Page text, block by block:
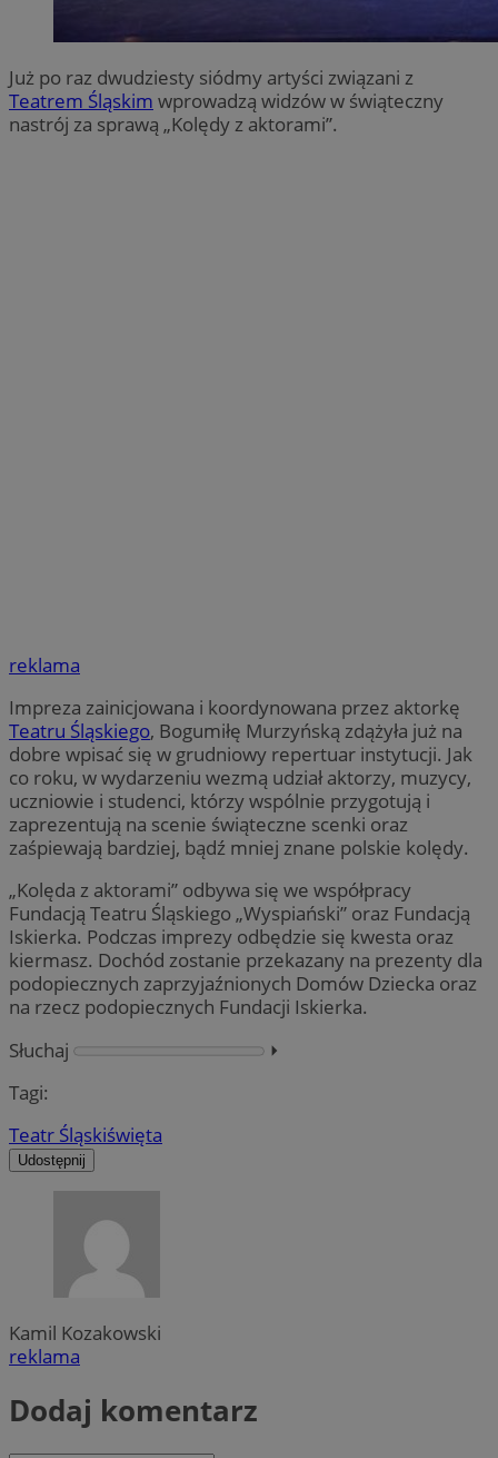
Już po raz dwudziesty siódmy artyści związani z
Teatrem Śląskim wprowadzą widzów w świąteczny
nastrój za sprawą „Kolędy z aktorami”.
reklama
Impreza zainicjowana i koordynowana przez aktorkę
Teatru Śląskiego, Bogumiłę Murzyńską zdążyła już na
dobre wpisać się w grudniowy repertuar instytucji. Jak
co roku, w wydarzeniu wezmą udział aktorzy, muzycy,
uczniowie i studenci, którzy wspólnie przygotują i
zaprezentują na scenie świąteczne scenki oraz
zaśpiewają bardziej, bądź mniej znane polskie kolędy.
„Kolęda z aktorami” odbywa się we współpracy
Fundacją Teatru Śląskiego „Wyspiański” oraz Fundacją
Iskierka. Podczas imprezy odbędzie się kwesta oraz
kiermasz. Dochód zostanie przekazany na prezenty dla
podopiecznych zaprzyjaźnionych Domów Dziecka oraz
na rzecz podopiecznych Fundacji Iskierka.
Słuchaj
⏵︎
Tagi:
Teatr Śląskiświęta
Udostępnij
Kamil Kozakowski
reklama
Dodaj komentarz